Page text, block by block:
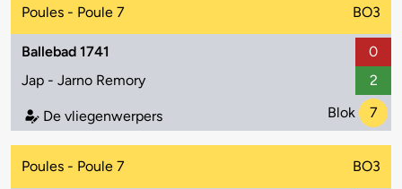
Poules - Poule 7 BO3
Ballebad 1741
0
Jap - Jarno Remory
2
De vliegenwerpers Blok 7
Poules - Poule 7 BO3